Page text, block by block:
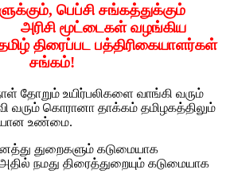
பெப்சி சங்கத்துக்கும்
வழங்கிய
பத்திரிகையாளர்கள்
சங்கம்!
தோறும் உயிர்பலிகளை வாங்கி வரும்
வரும் கொரானா தாக்கம் தமிழகத்திலும்
உண்மை.
துறைகளும் கடுமையாக
நமது திரைத்துறையும் கடுமையாக